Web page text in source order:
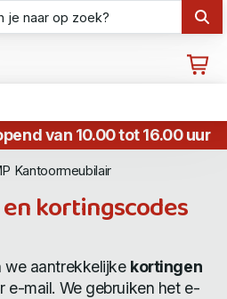
van 10.00 tot 16.00 uur
Kantoormeubilair
kortingscodes
we aantrekkelijke kortingen
e-mail. We gebruiken het e-